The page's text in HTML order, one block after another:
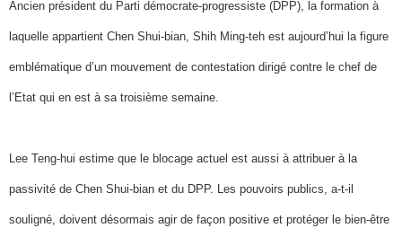
Ancien président du Parti démocrate-progressiste (DPP), la formation à
laquelle appartient Chen Shui-bian, Shih Ming-teh est aujourd’hui la figure
emblématique d’un mouvement de contestation dirigé contre le chef de
l’Etat qui en est à sa troisième semaine.
Lee Teng-hui estime que le blocage actuel est aussi à attribuer à la
passivité de Chen Shui-bian et du DPP. Les pouvoirs publics, a-t-il
souligné, doivent désormais agir de façon positive et protéger le bien-être